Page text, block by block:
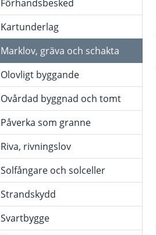
Förhandsbesked
Kartunderlag
Marklov, gräva och schakta
Olovligt byggande
Ovårdad byggnad och tomt
Påverka som granne
Riva, rivningslov
Solfångare och solceller
Strandskydd
Svartbygge